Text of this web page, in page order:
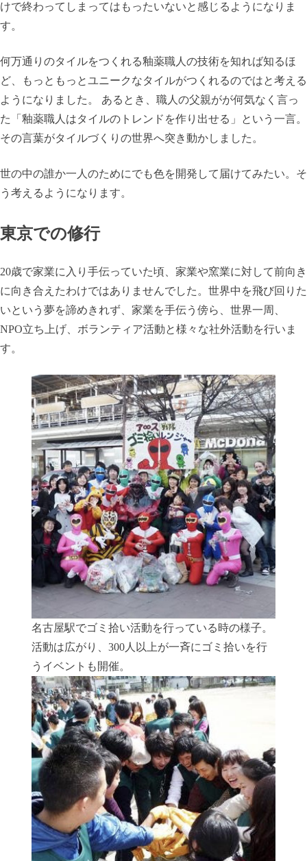
けで終わってしまってはもったいないと感じるようになりま
す。
何万通りのタイルをつくれる釉薬職人の技術を知れば知るほ
ど、もっともっとユニークなタイルがつくれるのではと考える
ようになりました。 あるとき、職人の父親がが何気なく言っ
た「釉薬職人はタイルのトレンドを作り出せる」という一言。
その言葉がタイルづくりの世界へ突き動かしました。
世の中の誰か一人のためにでも色を開発して届けてみたい。そ
う考えるようになります。
東京での修行
20歳で家業に入り手伝っていた頃、家業や窯業に対して前向き
に向き合えたわけではありませんでした。世界中を飛び回りた
いという夢を諦めきれず、家業を手伝う傍ら、世界一周、
NPO立ち上げ、ボランティア活動と様々な社外活動を行いま
す。
名古屋駅でゴミ拾い活動を行っている時の様子。
活動は広がり、300人以上が一斉にゴミ拾いを行
うイベントも開催。